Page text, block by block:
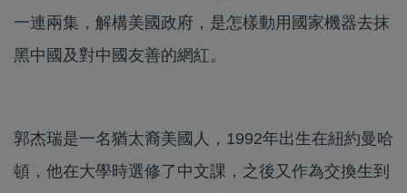
一連兩集，解構美國政府，是怎樣動用國家機器去抹
黑中國及對中國友善的網紅。
郭杰瑞是一名猶太裔美國人，1992年出生在紐約曼哈
頓，他在大學時選修了中文課，之後又作為交換生到